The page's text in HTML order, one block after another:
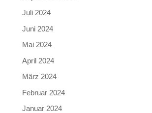
Juli 2024
Juni 2024
Mai 2024
April 2024
März 2024
Februar 2024
Januar 2024